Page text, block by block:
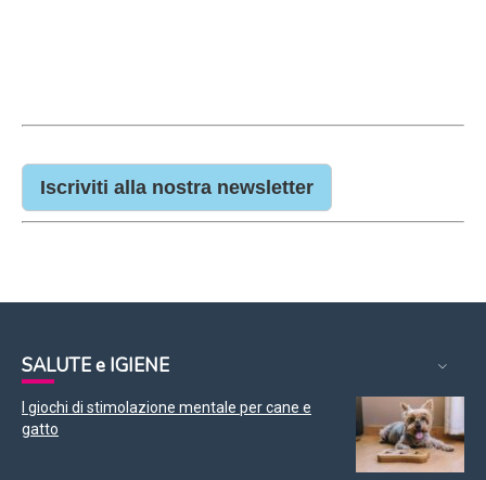
Iscriviti alla nostra newsletter
SALUTE e IGIENE
I giochi di stimolazione mentale per cane e
gatto